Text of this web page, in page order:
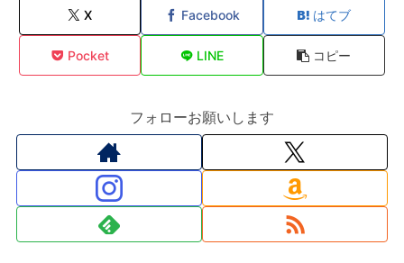
X Facebook はてブ
Pocket LINE コピー
フォローお願いします